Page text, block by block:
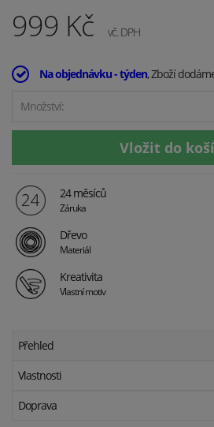
999 Kč vč. DPH
Na objednávku - týden, Zboží
Množství:
24 měsíců
Záruka
Dřevo
Materiál
Kreativita
Vlastní motiv
Přehled
Vlastnosti
Doprava